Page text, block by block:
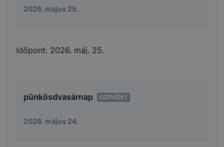
2026. május 25.
Időpont: 2026. máj. 25.
pünkösdvasárnap ESEMÉNY
2026. május 24.